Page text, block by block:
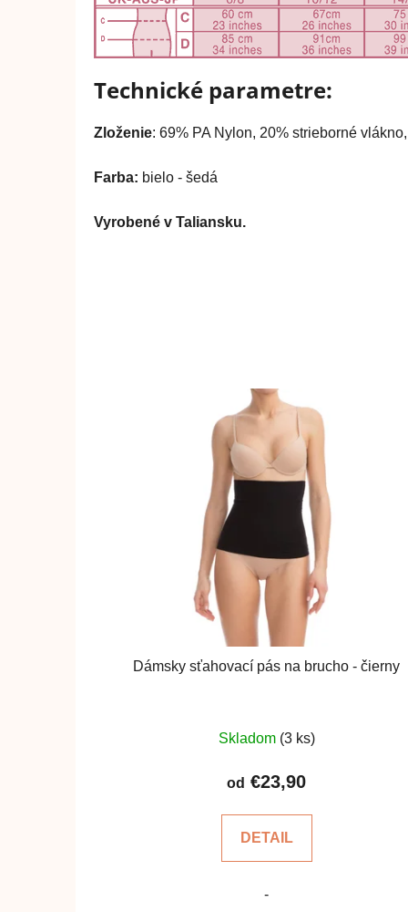
Technické parametre:
Zloženie: 69% PA Nylon, 20% strieborné
Farba: bielo - šedá
Vyrobené v Taliansku.
Dámsky sťahovací pás na brucho - čierny
hodnotenie
produktu
z
hviezdičiek.
Skladom (3 ks)
od €23,90
DETAIL
-